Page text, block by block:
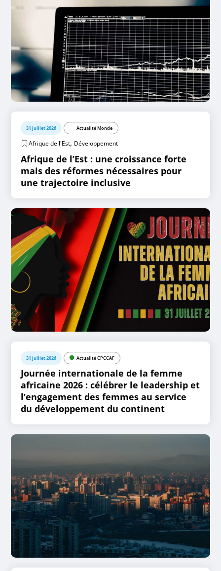
31 juillet 2026 Actualité Monde
Afrique de l'Est, Développement
Afrique de l’Est : une croissance forte
mais des réformes nécessaires pour
une trajectoire inclusive
31 juillet 2026 Actualité CPCCAF
Journée internationale de la femme
africaine 2026 : célébrer le leadership et
l’engagement des femmes au service
du développement du continent